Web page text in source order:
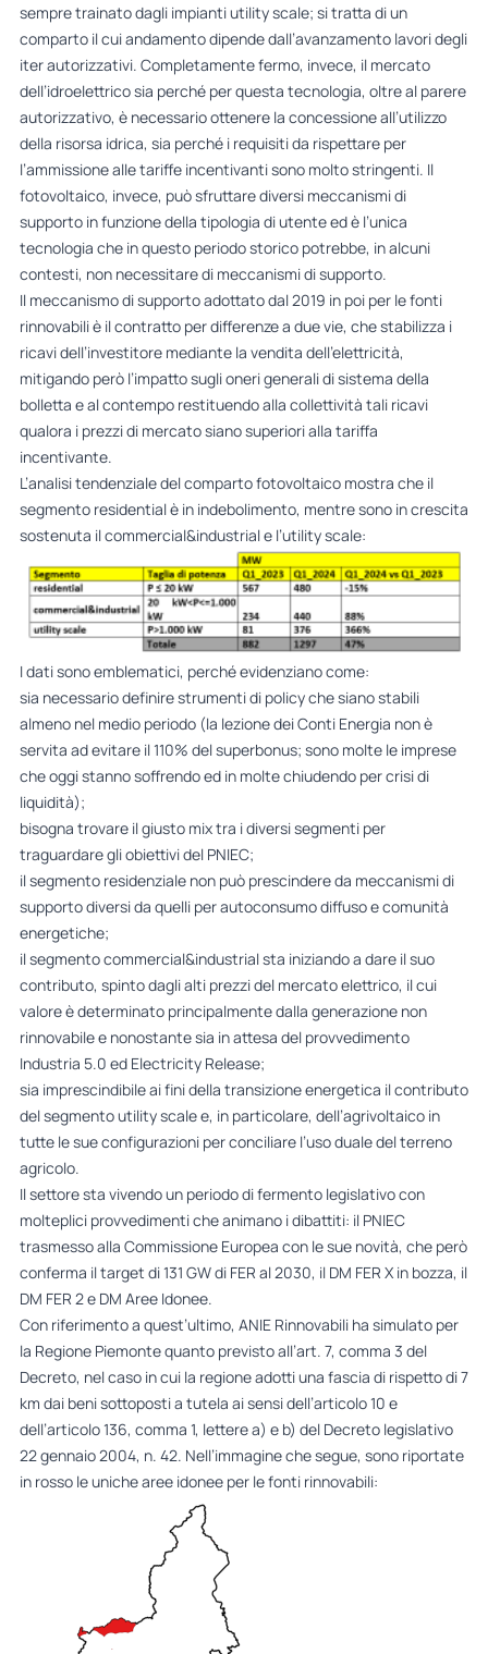
sempre trainato dagli impianti utility scale; si tratta di un
comparto il cui andamento dipende dall’avanzamento lavori degli
iter autorizzativi. Completamente fermo, invece, il mercato
dell’idroelettrico sia perché per questa tecnologia, oltre al parere
autorizzativo, è necessario ottenere la concessione all’utilizzo
della risorsa idrica, sia perché i requisiti da rispettare per
l’ammissione alle tariffe incentivanti sono molto stringenti. Il
fotovoltaico, invece, può sfruttare diversi meccanismi di
supporto in funzione della tipologia di utente ed è l’unica
tecnologia che in questo periodo storico potrebbe, in alcuni
contesti, non necessitare di meccanismi di supporto.
Il meccanismo di supporto adottato dal 2019 in poi per le fonti
rinnovabili è il contratto per differenze a due vie, che stabilizza i
ricavi dell’investitore mediante la vendita dell’elettricità,
mitigando però l’impatto sugli oneri generali di sistema della
bolletta e al contempo restituendo alla collettività tali ricavi
qualora i prezzi di mercato siano superiori alla tariffa
incentivante.
L’analisi tendenziale del comparto fotovoltaico mostra che il
segmento residential è in indebolimento, mentre sono in crescita
sostenuta il commercial&industrial e l’utility scale:
I dati sono emblematici, perché evidenziano come:
sia necessario definire strumenti di policy che siano stabili
almeno nel medio periodo (la lezione dei Conti Energia non è
servita ad evitare il 110% del superbonus; sono molte le imprese
che oggi stanno soffrendo ed in molte chiudendo per crisi di
liquidità);
bisogna trovare il giusto mix tra i diversi segmenti per
traguardare gli obiettivi del PNIEC;
il segmento residenziale non può prescindere da meccanismi di
supporto diversi da quelli per autoconsumo diffuso e comunità
energetiche;
il segmento commercial&industrial sta iniziando a dare il suo
contributo, spinto dagli alti prezzi del mercato elettrico, il cui
valore è determinato principalmente dalla generazione non
rinnovabile e nonostante sia in attesa del provvedimento
Industria 5.0 ed Electricity Release;
sia imprescindibile ai fini della transizione energetica il contributo
del segmento utility scale e, in particolare, dell’agrivoltaico in
tutte le sue configurazioni per conciliare l’uso duale del terreno
agricolo.
Il settore sta vivendo un periodo di fermento legislativo con
molteplici provvedimenti che animano i dibattiti: il PNIEC
trasmesso alla Commissione Europea con le sue novità, che però
conferma il target di 131 GW di FER al 2030, il DM FER X in bozza, il
DM FER 2 e DM Aree Idonee.
Con riferimento a quest’ultimo, ANIE Rinnovabili ha simulato per
la Regione Piemonte quanto previsto all’art. 7, comma 3 del
Decreto, nel caso in cui la regione adotti una fascia di rispetto di 7
km dai beni sottoposti a tutela ai sensi dell’articolo 10 e
dell’articolo 136, comma 1, lettere a) e b) del Decreto legislativo
22 gennaio 2004, n. 42. Nell’immagine che segue, sono riportate
in rosso le uniche aree idonee per le fonti rinnovabili: